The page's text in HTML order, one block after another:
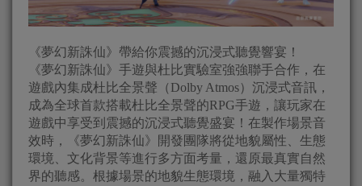
《夢幻新誅仙》帶給你震撼的沉浸式聽覺響宴！
《夢幻新誅仙》手遊與杜比實驗室強強聯手合作，在
遊戲內集成杜比全景聲（Dolby Atmos）沉浸式音訊，
成為全球首款搭載杜比全景聲的RPG手遊，讓玩家在
遊戲中享受到震撼的沉浸式聽覺盛宴！在製作場景音
效時，《夢幻新誅仙》開發團隊將從地貌屬性、生態
環境、文化背景等進行多方面考量，還原最真實自然
界的聽感。根據場景的地貌生態環境，融入大量獨特